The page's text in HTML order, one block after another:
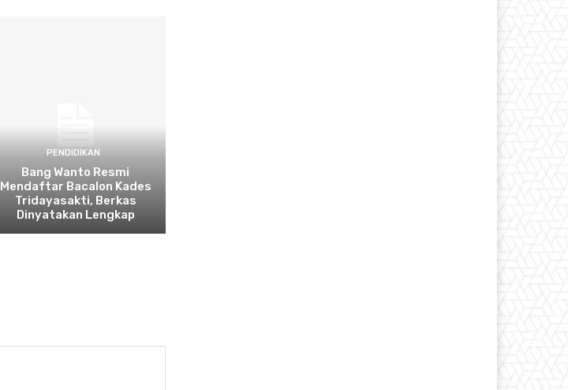
PENDIDIKAN
Bang Wanto Resmi
Mendaftar Bacalon Kades
Tridayasakti, Berkas
Dinyatakan Lengkap